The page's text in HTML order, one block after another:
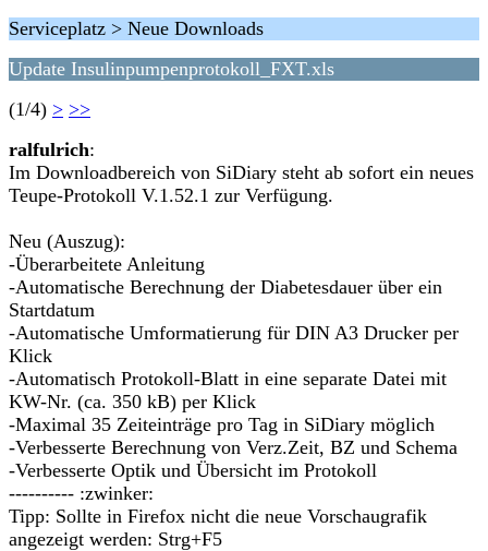
Serviceplatz > Neue Downloads
Update Insulinpumpenprotokoll_FXT.xls
(1/4) > >>
ralfulrich:
Im Downloadbereich von SiDiary steht ab sofort ein neues
Teupe-Protokoll V.1.52.1 zur Verfügung.
Neu (Auszug):
-Überarbeitete Anleitung
-Automatische Berechnung der Diabetesdauer über ein
Startdatum
-Automatische Umformatierung für DIN A3 Drucker per
Klick
-Automatisch Protokoll-Blatt in eine separate Datei mit
KW-Nr. (ca. 350 kB) per Klick
-Maximal 35 Zeiteinträge pro Tag in SiDiary möglich
-Verbesserte Berechnung von Verz.Zeit, BZ und Schema
-Verbesserte Optik und Übersicht im Protokoll
---------- :zwinker:
Tipp: Sollte in Firefox nicht die neue Vorschaugrafik
angezeigt werden: Strg+F5